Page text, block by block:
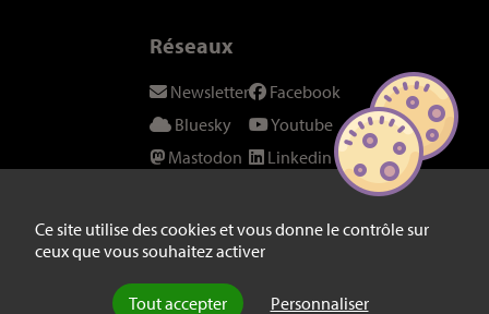
Ce site utilise des cookies et vous donne le contrôle sur
ceux que vous souhaitez activer
Tout accepter Personnaliser
Réseaux
Newsletter
Bluesky
Mastodon
Instagram
Twitter/X
Facebook
Youtube
Linkedin
Fil RSS